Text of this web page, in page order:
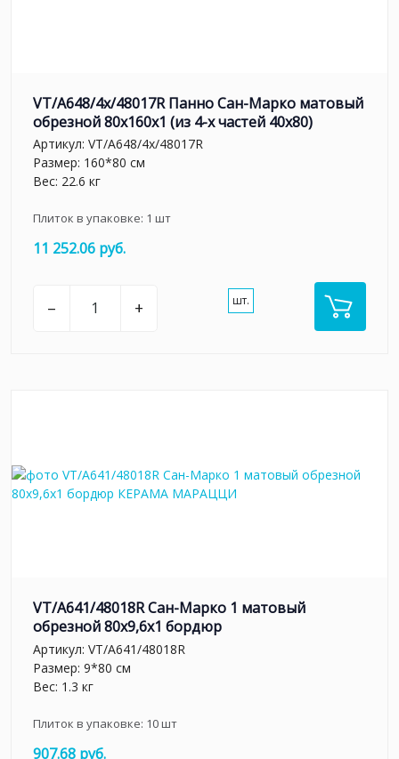
VT/A648/4x/48017R Панно Сан-Марко матовый
обрезной 80x160x1 (из 4-х частей 40х80)
Артикул: VT/A648/4x/48017R
Размер: 160*80 см
Вес: 22.6 кг
Плиток в упаковке: 1 шт
11 252.06 руб.
– + шт.
VT/A641/48018R Сан-Марко 1 матовый
обрезной 80x9,6x1 бордюр
Артикул: VT/A641/48018R
Размер: 9*80 см
Вес: 1.3 кг
Плиток в упаковке: 10шт
907.68 руб.